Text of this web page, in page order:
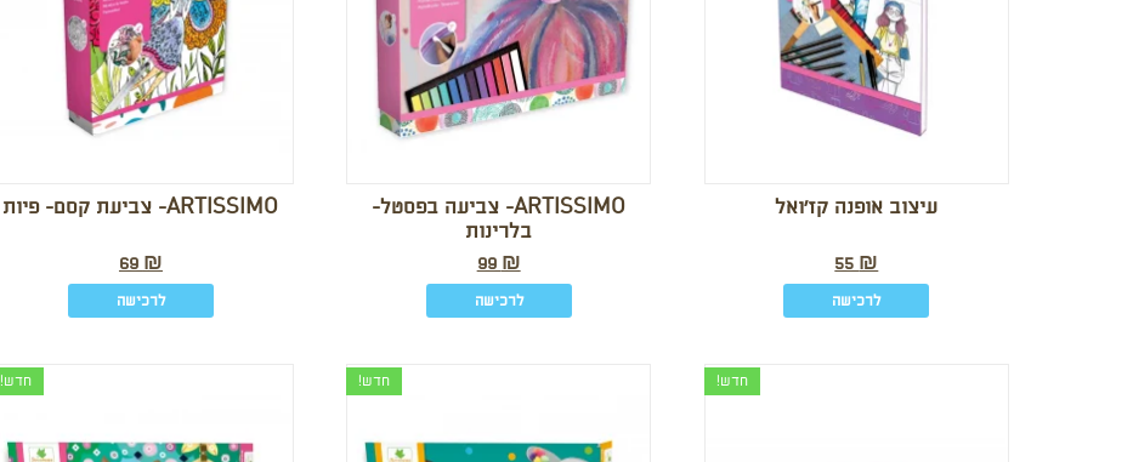
עיצוב אופנה קז’ואל
55 ₪
לרכישה
ARTISSIMO- צביעה בפסטל-
בלרינות
99 ₪
לרכישה
ARTISSIMO- צביעת קסם- פיות
69 ₪
לרכישה
חדש! חדש! חדש!